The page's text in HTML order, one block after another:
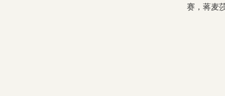
赛，蒋麦